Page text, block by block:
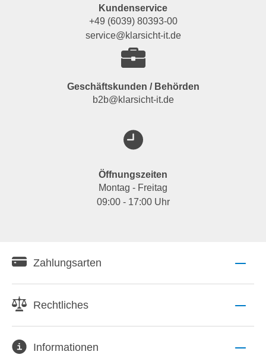
Kundenservice
+49 (6039) 80393-00
service@klarsicht-it.de
Geschäftskunden / Behörden
b2b@klarsicht-it.de
Öffnungszeiten
Montag - Freitag
09:00 - 17:00 Uhr
Zahlungsarten
Rechtliches
Informationen